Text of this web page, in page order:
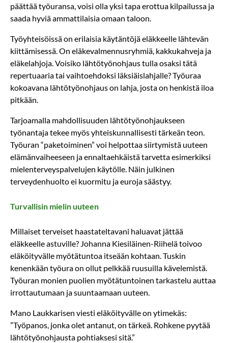
päättää työuransa, voisi olla yksi tapa erottua kilpailussa ja
saada hyviä ammattilaisia omaan taloon.
Työyhteisöissä on erilaisia käytäntöjä eläkkeelle lähtevän
kiittämisessä. On eläkevalmennusryhmiä, kakkukahveja ja
eläkelahjoja. Voisiko lähtötyönohjaus tulla osaksi tätä
repertuaaria tai vaihtoehdoksi läksiäislahjalle? Työuraa
kokoavana lähtötyönohjaus on lahja, josta on henkistä iloa
pitkään.
Tarjoamalla mahdollisuuden lähtötyönohjaukseen
työnantaja tekee myös yhteiskunnallisesti tärkeän teon.
Työ­uran “paketoiminen” voi helpottaa siirtymistä uuteen
elämänvaiheeseen ja ennaltaehkäistä tarvetta esimerkiksi
mielenterveyspalvelujen käytölle. Näin julkinen
terveydenhuolto ei kuormitu ja euroja säästyy.
Turvallisin mielin uuteen
Millaiset terveiset haastateltavani haluavat jättää
eläkkeelle astuville? Johanna Kiesiläinen-Riihelä toivoo
eläköityvälle myötätuntoa itseään kohtaan. Tuskin
kenenkään työura on ollut pelkkää ruusuilla kävelemistä.
Työuran monien puolien myötätuntoinen tarkastelu auttaa
irrottautumaan ja suuntaamaan uuteen.
Mano Laukkarisen viesti eläköityvälle on ytimekäs:
”Työpanos, jonka olet antanut, on tärkeä. Rohkene pyytää
lähtötyönohjausta pohtiaksesi sitä.”